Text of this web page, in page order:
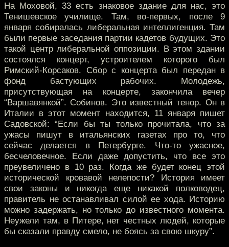
На Моховой, 33 есть знаковое здание для нас, это
Тенишевское училище. Там, во-первых, после 9
января собиралась либеральная интеллигенция. Там
были первые заседания партии кадетов будущих. Это
такой центр либеральной оппозиции. В этом здании
состоялся концерт, устроителем которого был
Римский-Корсаков. Сбор с концерта был передан в
фонд бастующих рабочих. Молодежь,
присутствующая на концерте, закончила вечер
“Варшавянкой”. Собинов. Это известный тенор. Он в
Италии в этот момент находится, 11 января пишет
Садовской: “Если бы ты только прочитала, что за
ужасы пишут в итальянских газетах про то, что
сейчас делается в Петербурге. Что-то ужасное,
бесчеловечное. Если даже допустить, что все это
преувеличено в 10 раз. Когда же будет конец этой
исторической кровавой нелепости? История имеет
свои законы и никогда еще никакой полководец,
правитель не останавливал силой ее хода. Историю
можно задержать, но только до известного момента.
Неужели там, в Питере, нет честных людей, которые
бы сказали правду смело, не боясь за свою шкуру”.